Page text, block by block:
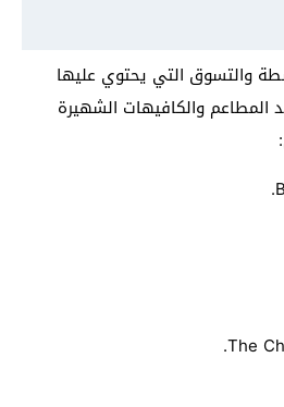
والتسوق التي يحتوي عليها
المطاعم والكافيهات الشهيرة
The